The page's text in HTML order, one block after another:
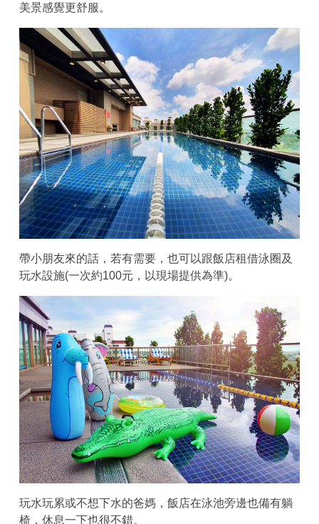
美景感覺更舒服。
帶小朋友來的話，若有需要，也可以跟飯店租借泳圈及
玩水設施(一次約100元，以現場提供為準)。
玩水玩累或不想下水的爸媽，飯店在泳池旁邊也備有躺
椅，休息一下也很不錯。